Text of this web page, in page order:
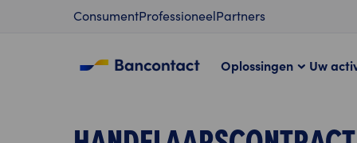
Content
ConsumentProfessioneelPartners
Oplossingen Uw